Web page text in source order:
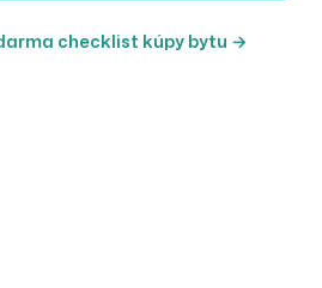
checklist kúpy bytu →